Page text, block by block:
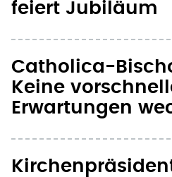
feiert Jubiläum
Catholica-
Keine
Erwartungen